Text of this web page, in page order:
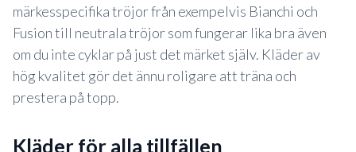
märkesspecifika tröjor från exempelvis Bianchi och
Fusion till neutrala tröjor som fungerar lika bra även
om du inte cyklar på just det märket själv. Kläder av
hög kvalitet gör det ännu roligare att träna och
prestera på topp.
kläder för alla tillfällen